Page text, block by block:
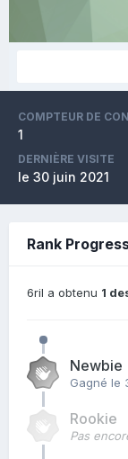
COMPTEUR DE
1
DERNIÈRE VISITE
le 30 juin 2021
Rank
6ril a obtenu 1
Newbie
Gagné le
Rookie
Pas